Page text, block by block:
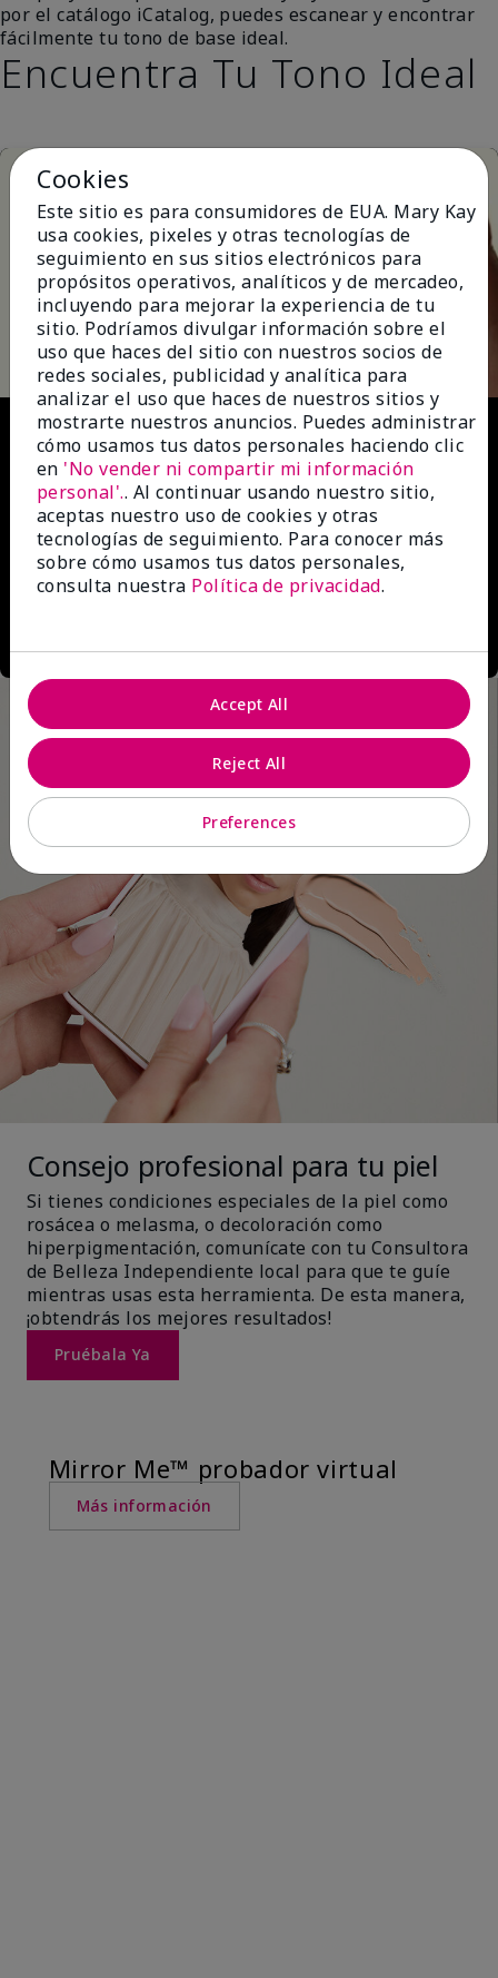
por el catálogo iCatalog, puedes escanear y encontrar
fácilmente tu tono de base ideal.
Encuentra Tu Tono Ideal
Play
Video
Consejo profesional para tu piel
Si tienes condiciones especiales de la piel como
rosácea o melasma, o decoloración como
hiperpigmentación, comunícate con tu Consultora
de Belleza Independiente local para que te guíe
mientras usas esta herramienta. De esta manera,
¡obtendrás los mejores resultados!
Pruébala Ya
Mirror Me™ probador virtual
Más información
Cookies
Este sitio es para consumidores de EUA. Mary Kay
usa cookies, pixeles y otras tecnologías de
seguimiento en sus sitios electrónicos para
propósitos operativos, analíticos y de mercadeo,
incluyendo para mejorar la experiencia de tu
sitio. Podríamos divulgar información sobre el
uso que haces del sitio con nuestros socios de
redes sociales, publicidad y analítica para
analizar el uso que haces de nuestros sitios y
mostrarte nuestros anuncios. Puedes administrar
cómo usamos tus datos personales haciendo clic
en 'No vender ni compartir mi información
personal'.. Al continuar usando nuestro sitio,
aceptas nuestro uso de cookies y otras
tecnologías de seguimiento. Para conocer más
sobre cómo usamos tus datos personales,
consulta nuestra Política de privacidad.
Preferences
Reject All
Accept All